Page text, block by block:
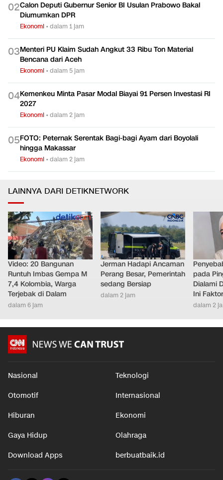
02Calon Deputi Gubernur Senior BI Usulan Prabowo Bakal
Diumumkan DPR
Ekonomi •dalam 1 jam
03Menteri PU Klaim Sudah Angkut 33 Ribu Ton Material
Bencana dari Aceh
Ekonomi •dalam 5 jam
04Kemenkeu Minta Pasar Modal Biayai 91 Persen Investasi RI
2027
Ekonomi •dalam 2 jam
05FOTO: Peternak Serentak Bagi-bagi Ayam dari Boyolali
hingga Makassar
Ekonomi •dalam 2 jam
LAINNYA DARI DETIKNETWORK
Video: 20 Bangunan
Runtuh Imbas Gempa M
7,4 Kolombia, Warga
Terjebak di Dalam
dalam 6 jam
Jerman Hadapi Ancaman
Perang Besar, Pemerintah
sedang Bersiap
dalam 2 jam
pada
Dialami
Ini
dalam 2
Nasional Teknologi
Otomotif Internasional
Hiburan Ekonomi
Gaya Hidup Olahraga
Download Apps berbuatbaik.id